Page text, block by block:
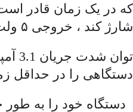
که در یک زمان قادر
شارژ کند ، خروجی ۵ ولت با مجموع
دستگاهی را در حداقل
دستگاه خود را به طور